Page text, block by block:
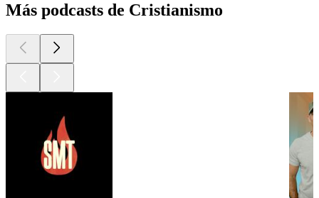
Más podcasts de Cristianismo